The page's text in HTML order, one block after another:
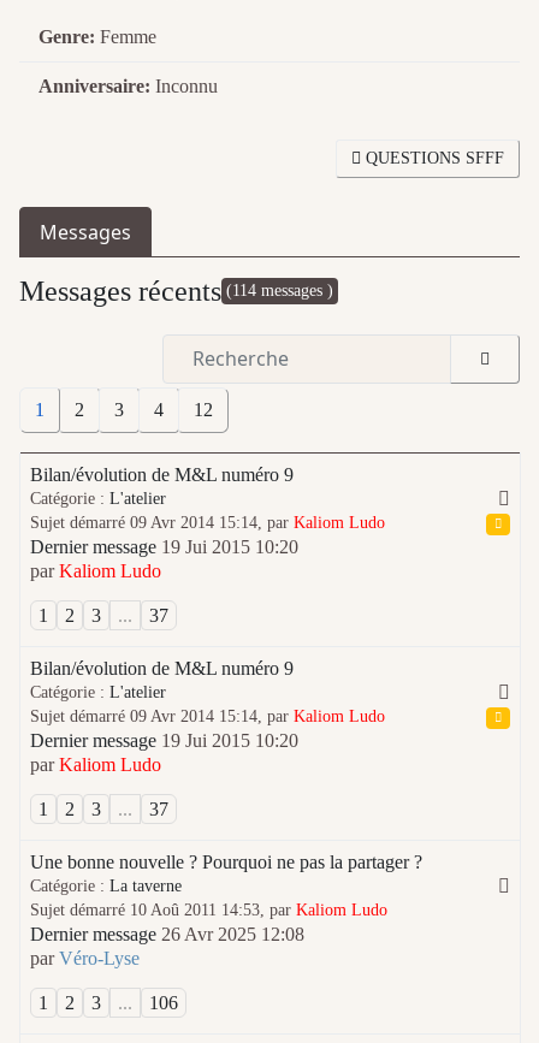
Genre: Femme
Anniversaire: Inconnu
QUESTIONS SFFF
Messages
Messages récents (114 messages )
1 2 3 4 12
Bilan/évolution de M&L numéro 9
Catégorie : L'atelier
Sujet démarré 09 Avr 2014 15:14, par Kaliom Ludo
Dernier message 19 Jui 2015 10:20
parKaliom Ludo
1 2 3 ... 37
Bilan/évolution de M&L numéro 9
Catégorie : L'atelier
Sujet démarré 09 Avr 2014 15:14, par Kaliom Ludo
Dernier message 19 Jui 2015 10:20
parKaliom Ludo
1 2 3 ... 37
Une bonne nouvelle ? Pourquoi ne pas la partager ?
Catégorie : La taverne
Sujet démarré 10 Aoû 2011 14:53, par Kaliom Ludo
Dernier message 26 Avr 2025 12:08
parVéro-Lyse
1 2 3 ... 106